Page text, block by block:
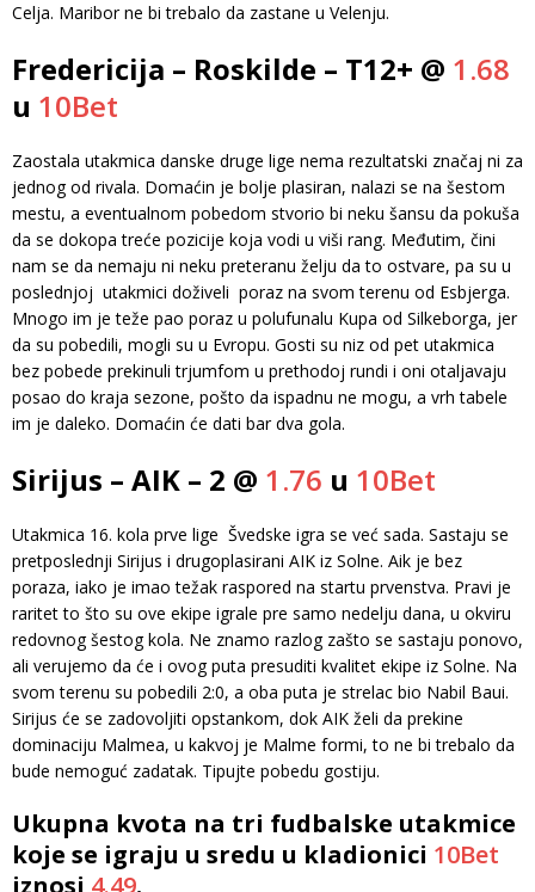
Celja. Maribor ne bi trebalo da zastane u Velenju.
Fredericija – Roskilde – T12+ @ 1.68
u 10Bet
Zaostala utakmica danske druge lige nema rezultatski značaj ni za
jednog od rivala. Domaćin je bolje plasiran, nalazi se na šestom
mestu, a eventualnom pobedom stvorio bi neku šansu da pokuša
da se dokopa treće pozicije koja vodi u viši rang. Međutim, čini
nam se da nemaju ni neku preteranu želju da to ostvare, pa su u
poslednjoj utakmici doživeli poraz na svom terenu od Esbjerga.
Mnogo im je teže pao poraz u polufunalu Kupa od Silkeborga, jer
da su pobedili, mogli su u Evropu. Gosti su niz od pet utakmica
bez pobede prekinuli trjumfom u prethodoj rundi i oni otaljavaju
posao do kraja sezone, pošto da ispadnu ne mogu, a vrh tabele
im je daleko. Domaćin će dati bar dva gola.
Sirijus – AIK – 2 @ 1.76 u 10Bet
Utakmica 16. kola prve lige Švedske igra se već sada. Sastaju se
pretposlednji Sirijus i drugoplasirani AIK iz Solne. Aik je bez
poraza, iako je imao težak raspored na startu prvenstva. Pravi je
raritet to što su ove ekipe igrale pre samo nedelju dana, u okviru
redovnog šestog kola. Ne znamo razlog zašto se sastaju ponovo,
ali verujemo da će i ovog puta presuditi kvalitet ekipe iz Solne. Na
svom terenu su pobedili 2:0, a oba puta je strelac bio Nabil Baui.
Sirijus će se zadovoljiti opstankom, dok AIK želi da prekine
dominaciju Malmea, u kakvoj je Malme formi, to ne bi trebalo da
bude nemoguć zadatak. Tipujte pobedu gostiju.
Ukupna kvota na tri fudbalske utakmice
koje se igraju u sredu u kladionici 10Bet